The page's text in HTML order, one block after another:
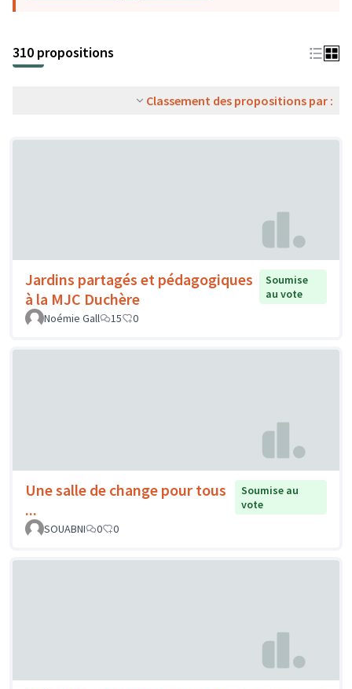
310 propositions
Classement des propositions par :
Jardins partagés et pédagogiques
à la MJC Duchère
Soumise
au vote
Noémie Gall
15 0
Une salle de change pour tous
...
Soumise au
vote
SOUABNI
0 0